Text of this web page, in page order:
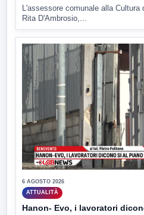
L'assessore comunale alla
Rita D'Ambrosio,...
6 AGOSTO 2026
ATTUALITÀ
Hanon- Evo, i lavoratori